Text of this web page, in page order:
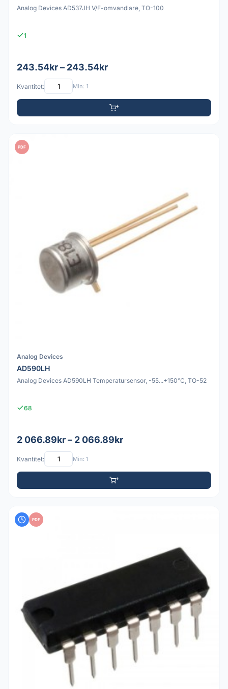
Analog Devices AD537JH V/F-omvandlare, TO-100
1
243.54kr – 243.54kr
Kvantitet: Min: 1
PDF
Analog Devices
AD590LH
Analog Devices AD590LH Temperatursensor, -55...+150°C, TO-52
68
2 066.89kr – 2 066.89kr
Kvantitet: Min: 1
PDF